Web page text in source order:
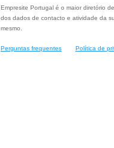
Empresite Portugal é o maior diretório
dos dados de contacto e atividade da
mesmo.
Perguntas frequentes Política de